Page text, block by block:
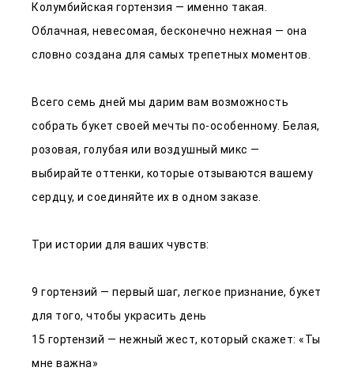
Колумбийская гортензия — именно такая.
Облачная, невесомая, бесконечно нежная — она
словно создана для самых трепетных моментов.
Всего семь дней мы дарим вам возможность
собрать букет своей мечты по-особенному. Белая,
розовая, голубая или воздушный микс —
выбирайте оттенки, которые отзываются вашему
сердцу, и соединяйте их в одном заказе.
Три истории для ваших чувств:
9 гортензий — первый шаг, легкое признание, букет
для того, чтобы украсить день
15 гортензий — нежный жест, который скажет: «Ты
мне важна»